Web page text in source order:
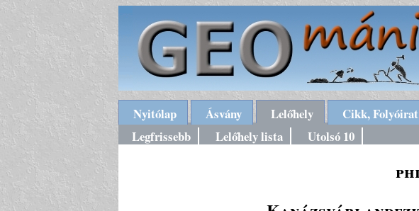
Nyitólap Ásvány Lelőhely Cikk, Folyóirat
Legfrissebb
Lelőhely lista Utolsó 10